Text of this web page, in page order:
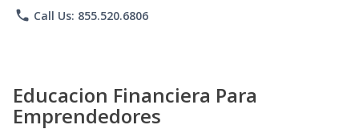
phone Call Us: 855.520.6806
Educacion Financiera Para
Emprendedores